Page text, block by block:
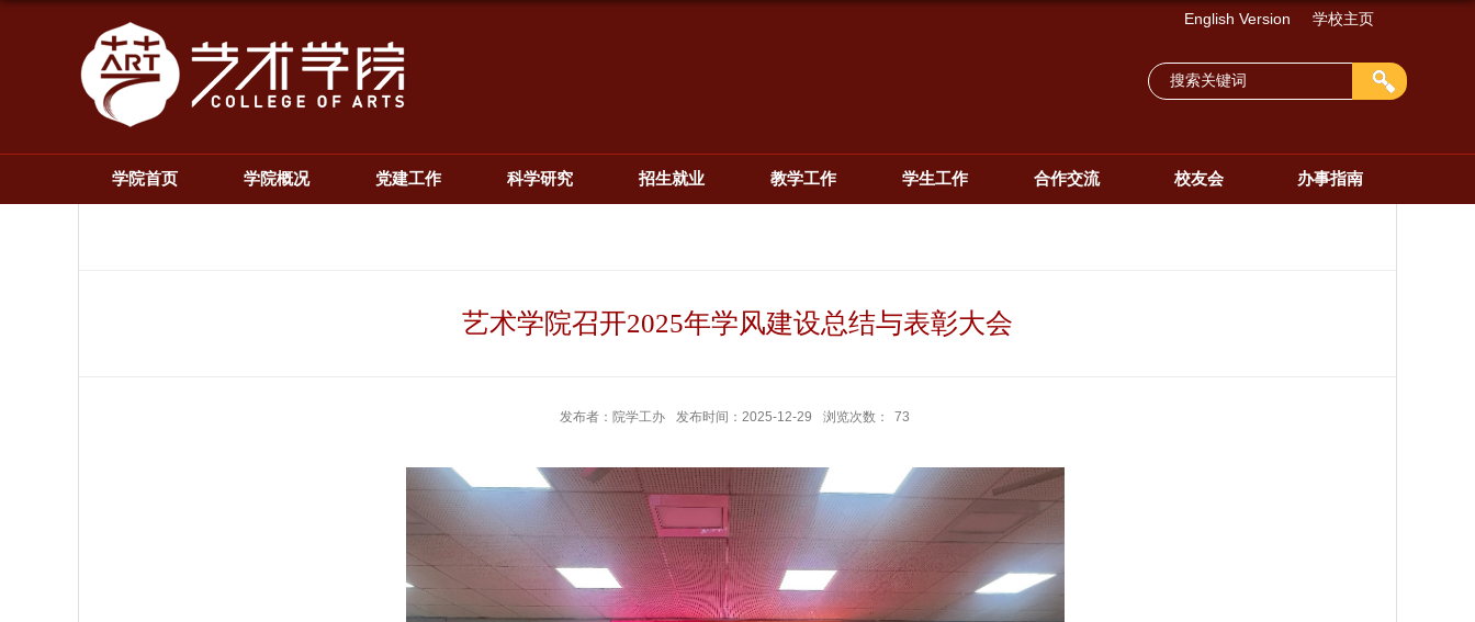
学校主页
English Version
学院首页 学院概况 党建工作 科学研究 招生就业 教学工作 学生工作 合作交流 校友会 办事指南
艺术学院召开2025年学风建设总结与表彰大会
发布者：院学工办 发布时间：2025-12-29 浏览次数： 73